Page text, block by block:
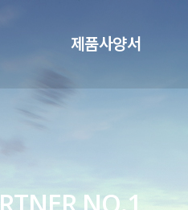
제품사양서